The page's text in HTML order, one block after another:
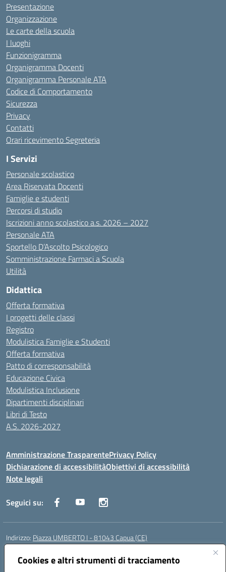
Cookies e altri strumenti di tracciamento
Presentazione
Organizzazione
Le carte della scuola
I luoghi
Funzionigramma
Organigramma Docenti
Organigramma Personale ATA
Codice di Comportamento
Sicurezza
Privacy
Contatti
Orari ricevimento Segreteria
I Servizi
Personale scolastico
Area Riservata Docenti
Famiglie e studenti
Percorsi di studio
Iscrizioni anno scolastico a.s. 2026 – 2027
Personale ATA
Sportello D’Ascolto Psicologico
Somministrazione Farmaci a Scuola
Utilità
Didattica
Offerta formativa
I progetti delle classi
Registro
Modulistica Famiglie e Studenti
Offerta formativa
Patto di corresponsabilità
Educazione Civica
Modulistica Inclusione
Dipartimenti disciplinari
Libri di Testo
A.S. 2026-2027
Amministrazione TrasparentePrivacy Policy
Dichiarazione di accessibilitàObiettivi di accessibilità
Note legali
Seguici su:
Indirizzo: Piazza UMBERTO I - 81043 Capua (CE)
Centralino:
Posta elettronica certificata (PEC):cepm03000d@pec.istruzione.it